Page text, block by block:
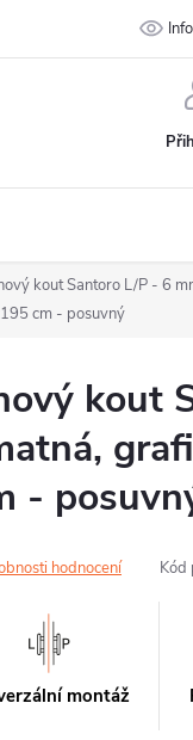
Ochrana
kout Santoro L/P - 6
cm - posuvný
kout
-
hodnocení Kód
montáž